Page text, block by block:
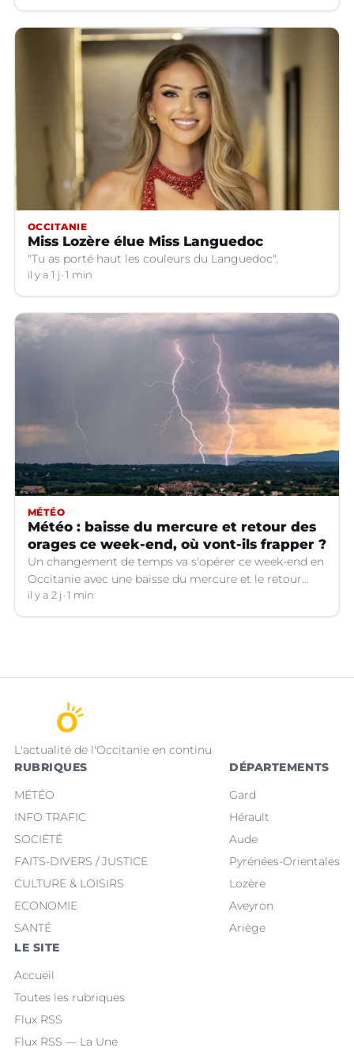
OCCITANIE
Miss Lozère élue Miss Languedoc
"Tu as porté haut les couleurs du Languedoc".
il y a 1 j 1 min
MÉTÉO
Météo : baisse du mercure et retour des
orages ce week-end, où vont-ils frapper ?
Un changement de temps va s'opérer ce week-end en
Occitanie avec une baisse du mercure et le retour
d'orages dans certains départements.
il y a 2 j 1 min
L'actualité de l'Occitanie en continu
RUBRIQUES
MÉTÉO
INFO TRAFIC
SOCIÉTÉ
FAITS-DIVERS / JUSTICE
CULTURE & LOISIRS
ECONOMIE
SANTÉ
DÉPARTEMENTS
Gard
Hérault
Aude
Pyrénées-Orientales
Lozère
Aveyron
Ariège
LE SITE
Accueil
Toutes les rubriques
Flux RSS
Flux RSS — La Une